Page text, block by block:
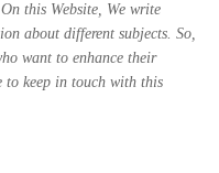
this Website, We write
about different subjects. So,
want to enhance their
to keep in touch with this